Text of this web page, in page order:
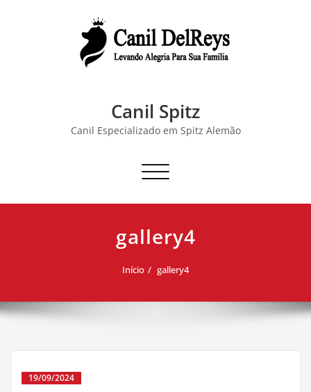
Canil Spitz
Canil Especializado em Spitz Alemão
Alternar navegação
gallery4
Início gallery4
19/09/2024